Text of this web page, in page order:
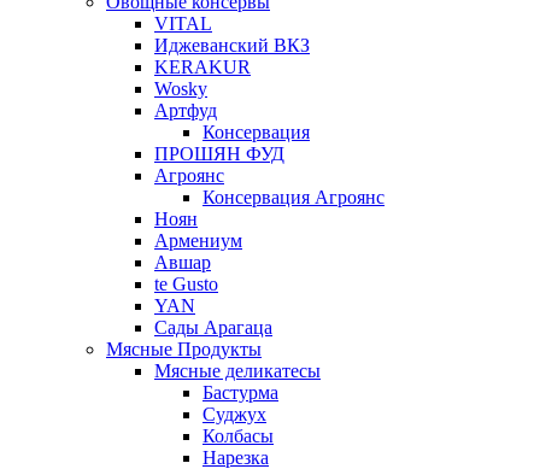
VITAL
Иджеванский ВКЗ
KERAKUR
Wosky
Артфуд
Консервация
ПРОШЯН ФУД
Агроянс
Консервация Агроянс
Ноян
Армениум
Авшар
te Gusto
YAN
Сады Арагаца
Мясные Продукты
Мясные деликатесы
Бастурма
Суджух
Колбасы
Нарезка